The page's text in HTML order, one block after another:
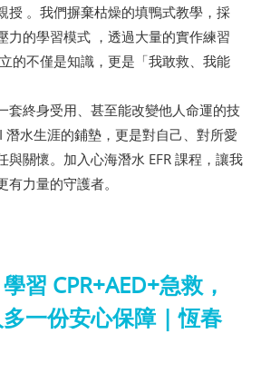
授 。我們摒棄枯燥的填鴨式教學，採
力的學習模式 ，透過大量的實作練習
的不僅是知識，更是「我敢救、我能
套終身受用、甚至能改變他人命運的技
潛水生涯的鋪墊，更是對自己、對所愛
與關懷。加入心海潛水 EFR 課程，讓我
力量的守護者。
習 CPR+AED+急救，
一份安心保障 | 恆春